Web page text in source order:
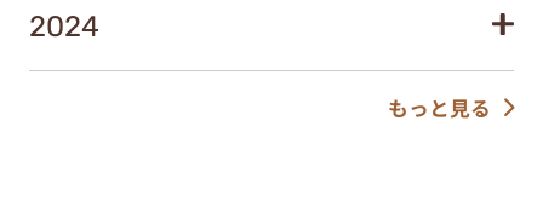
2024
もっと見る